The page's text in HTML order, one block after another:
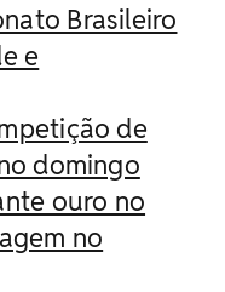
Brasileiro
e
de
domingo
ouro no
no